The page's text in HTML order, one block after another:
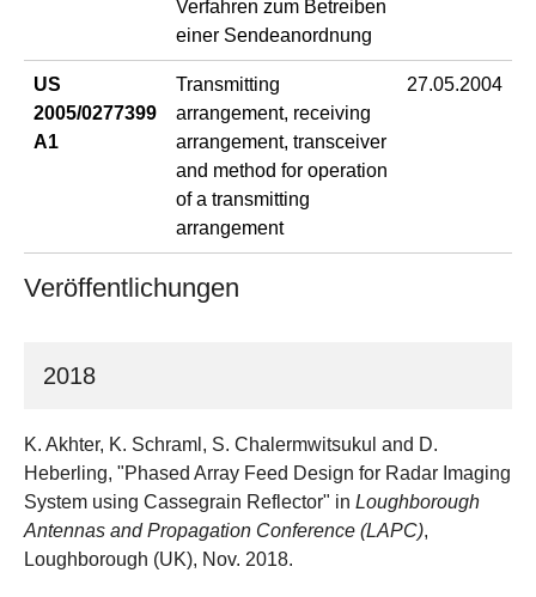
Verfahren zum Betreiben
einer Sendeanordnung
US
2005/0277399
A1
Transmitting
arrangement, receiving
arrangement, transceiver
and method for operation
of a transmitting
arrangement
27.05.2004
Veröffentlichungen
2018
K. Akhter, K. Schraml, S. Chalermwitsukul and D.
Heberling, "Phased Array Feed Design for Radar Imaging
System using Cassegrain Reflector" in Loughborough
Antennas and Propagation Conference (LAPC),
Loughborough (UK), Nov. 2018.